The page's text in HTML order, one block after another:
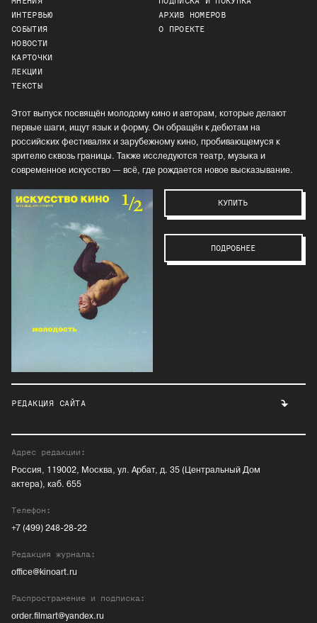
ИНТЕРВЬЮ
СОБЫТИЯ
НОВОСТИ
КАРТОЧКИ
ЛЕКЦИИ
ТЕКСТЫ
АРХИВ НОМЕРОВ
О ПРОЕКТЕ
Этот выпуск посвящён молодому кино и авторам, которые делают
первые шаги, ищут язык и форму. Он обращён к дебютам на
российских фестивалях и зарубежному кино, пробивающемуся к
зрителю сквозь границы. Также исследуются театр, музыка и
современное искусство — всё, где рождается новое высказывание.
КУПИТЬ
ПОДРОБНЕЕ
РЕДАКЦИЯ САЙТА
Адрес редакции:
Россия, 119002, Москва, ул. Арбат, д. 35 (Центральный Дом
актера), каб. 655
Телефон:
+7 (499) 248-28-22
Редакция журнала:
office@kinoart.ru
Распространение и подписка:
order.filmart@yandex.ru